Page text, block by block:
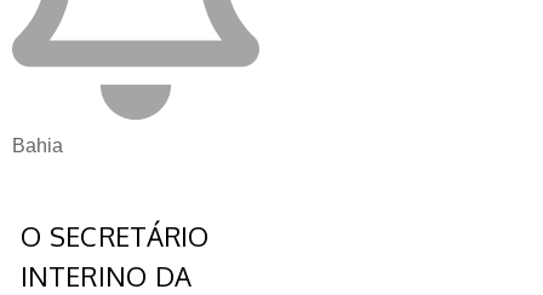
Bahia
O SECRETÁRIO
INTERINO DA